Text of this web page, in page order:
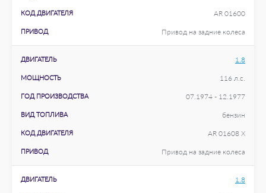
КОД ДВИГАТЕЛЯ AR 01600
ПРИВОД Привод на задние колеса
ДВИГАТЕЛЬ 1.8
МОЩНОСТЬ 116 л.с.
ГОД ПРОИЗВОДСТВА 07.1974 - 12.1977
ВИД ТОПЛИВА бензин
КОД ДВИГАТЕЛЯ AR 01608 X
ПРИВОД Привод на задние колеса
ДВИГАТЕЛЬ 1.8